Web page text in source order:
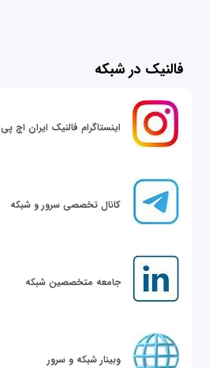
فالنیک در شبکه
اینستاگرام فالنیک ایران اچ پی
کانال تخصصی سرور و شبکه
جامعه متخصصین شبکه
وبینار شبکه و سرور